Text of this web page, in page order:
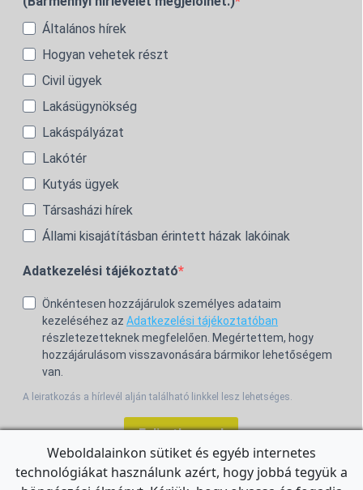
Általános hírek
Hogyan vehetek részt
Civil ügyek
Lakásügynökség
Lakáspályázat
Lakótér
Kutyás ügyek
Társasházi hírek
Állami kisajátításban érintett házak lakóinak
Adatkezelési tájékoztató
Önkéntesen hozzájárulok személyes adataim
kezeléséhez az Adatkezelési tájékoztatóban
részletezetteknek megfelelően. Megértettem, hogy
hozzájárulásom visszavonására bármikor lehetőségem
van.
A leiratkozás a hírlevél alján található linkkel lesz lehetséges.
Feliratkozom!
Weboldalainkon sütiket és egyéb internetes
technológiákat használunk azért, hogy jobbá tegyük a